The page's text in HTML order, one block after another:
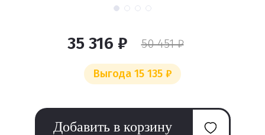
35 316 ₽ 50 451 ₽
Выгода 15 135 ₽
Добавить в корзину